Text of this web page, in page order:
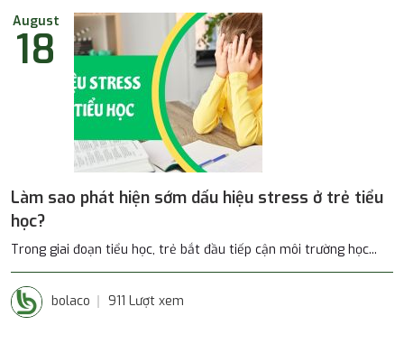
August
18
Làm sao phát hiện sớm dấu hiệu stress ở trẻ tiểu
học?
Trong giai đoạn tiểu học, trẻ bắt đầu tiếp cận môi trường học...
bolaco 911 Lượt xem